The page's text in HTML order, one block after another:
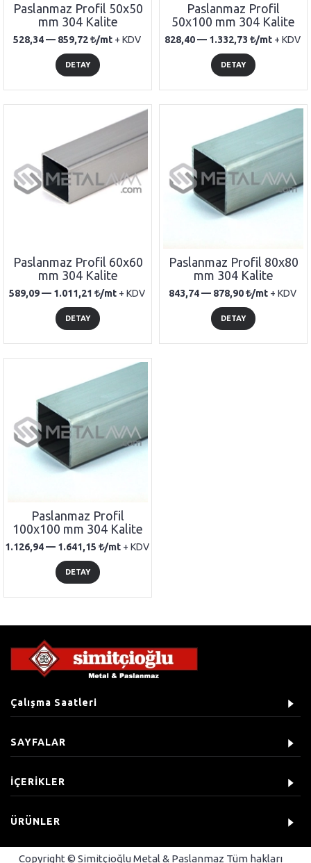
Paslanmaz Profil 50x50
mm 304 Kalite
528,34 — 859,72 /mt + KDV
DETAY
Paslanmaz Profil
50x100 mm 304 Kalite
828,40 — 1.332,73 /mt + KDV
DETAY
Paslanmaz Profil 60x60
mm 304 Kalite
589,09 — 1.011,21 /mt + KDV
DETAY
Paslanmaz Profil 80x80
mm 304 Kalite
843,74 — 878,90 /mt + KDV
DETAY
Paslanmaz Profil
100x100 mm 304 Kalite
1.126,94 — 1.641,15 /mt + KDV
DETAY
Çalışma Saatleri
SAYFALAR
İÇERİKLER
ÜRÜNLER
Copyright © Simitçioğlu Metal & Paslanmaz Tüm hakları